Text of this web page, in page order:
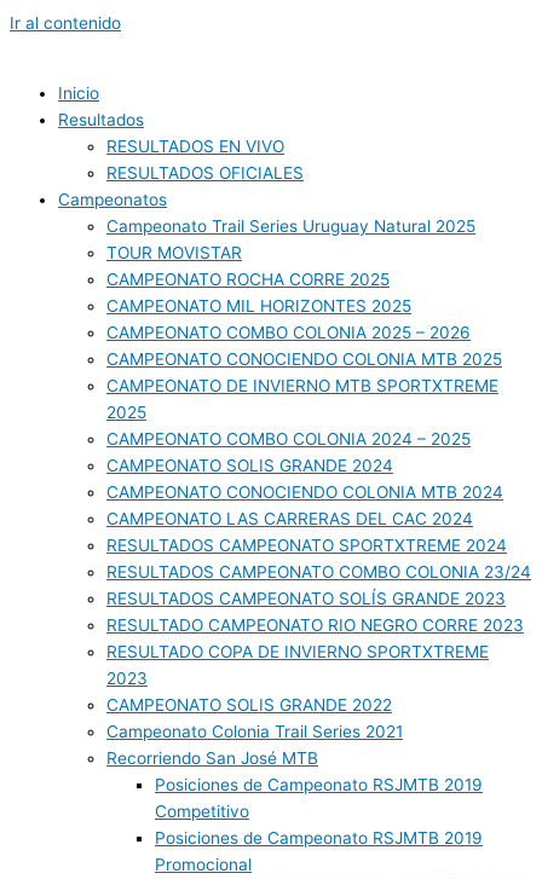
Ir al contenido
Inicio
Resultados
RESULTADOS EN VIVO
RESULTADOS OFICIALES
Campeonatos
Campeonato Trail Series Uruguay Natural 2025
TOUR MOVISTAR
CAMPEONATO ROCHA CORRE 2025
CAMPEONATO MIL HORIZONTES 2025
CAMPEONATO COMBO COLONIA 2025 – 2026
CAMPEONATO CONOCIENDO COLONIA MTB 2025
CAMPEONATO DE INVIERNO MTB SPORTXTREME
2025
CAMPEONATO COMBO COLONIA 2024 – 2025
CAMPEONATO SOLIS GRANDE 2024
CAMPEONATO CONOCIENDO COLONIA MTB 2024
CAMPEONATO LAS CARRERAS DEL CAC 2024
RESULTADOS CAMPEONATO SPORTXTREME 2024
RESULTADOS CAMPEONATO COMBO COLONIA 23/24
RESULTADOS CAMPEONATO SOLÍS GRANDE 2023
RESULTADO CAMPEONATO RIO NEGRO CORRE 2023
RESULTADO COPA DE INVIERNO SPORTXTREME
2023
CAMPEONATO SOLIS GRANDE 2022
Campeonato Colonia Trail Series 2021
Recorriendo San José MTB
Posiciones de Campeonato RSJMTB 2019
Competitivo
Posiciones de Campeonato RSJMTB 2019
Promocional